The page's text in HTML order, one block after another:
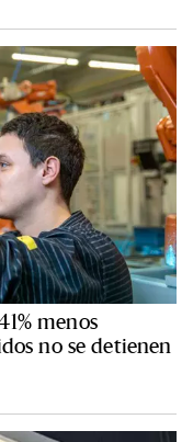
menos
no se detienen